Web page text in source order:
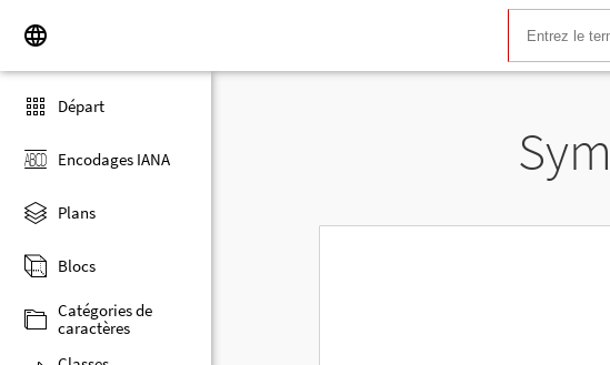
Départ
Encodages IANA
Plans
Blocs
Catégories de
caractères